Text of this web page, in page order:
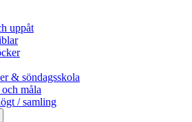
uppåt
& söndagsskola
måla
/ samling